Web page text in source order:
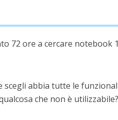
72 ore a cercare notebook
scegli abbia tutte le
che non è utilizzabile?